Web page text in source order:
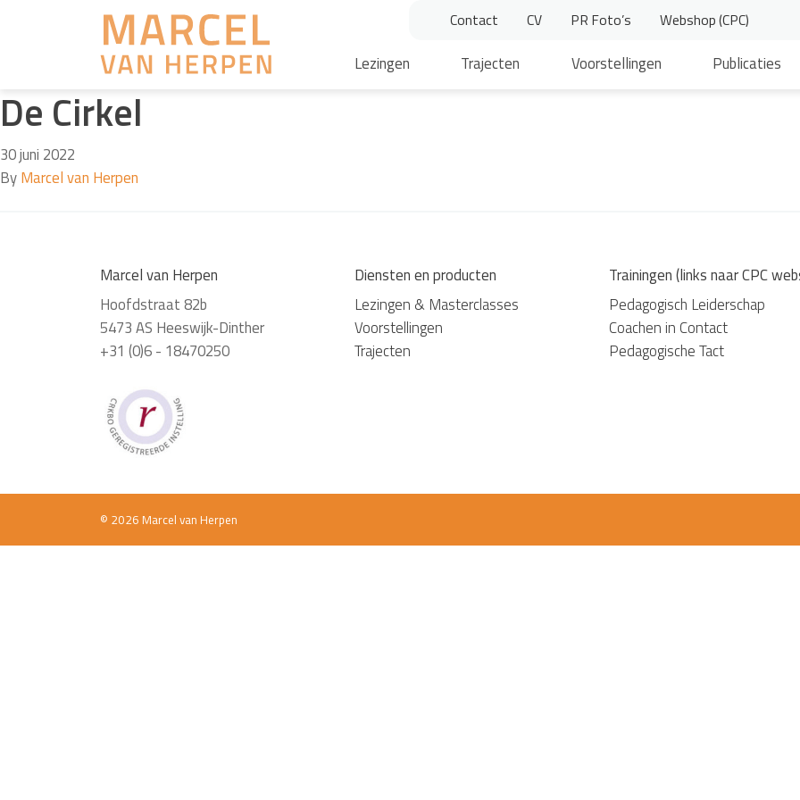
Contact CV PR Foto’s Webshop (CPC)
Lezingen Trajecten Voorstellingen Publicaties
De Cirkel
30 juni 2022
ByMarcel van Herpen
Marcel van Herpen
Hoofdstraat 82b
5473 AS Heeswijk-Dinther
+31 (0)6 - 18470250
Diensten en producten
Lezingen & Masterclasses
Voorstellingen
Trajecten
Trainingen (links naar CPC
Pedagogisch Leiderschap
Coachen in Contact
Pedagogische Tact
© 2026 Marcel van Herpen